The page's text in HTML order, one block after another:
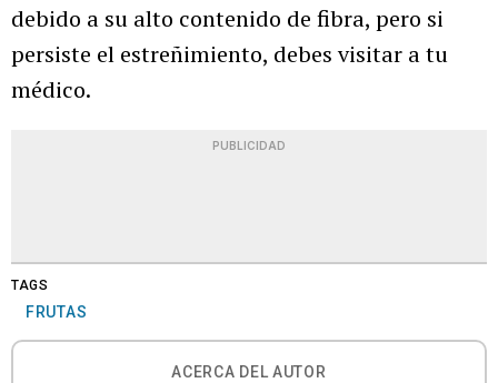
debido a su alto contenido de fibra, pero si
persiste el estreñimiento, debes visitar a tu
médico.
PUBLICIDAD
TAGS
FRUTAS
ACERCA DEL AUTOR